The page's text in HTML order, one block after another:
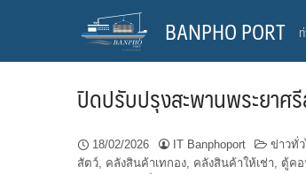
BANPHO PORT
ปิดปรับปรุงสะพานพระยาศ
18/02/2026 IT Banphoport ข่าวทั่
สัตว์, คลังสินค้าเทกอง, คลังสินค้าให้เช่า, ตู้คอ